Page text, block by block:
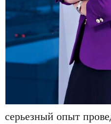
серьезный опыт